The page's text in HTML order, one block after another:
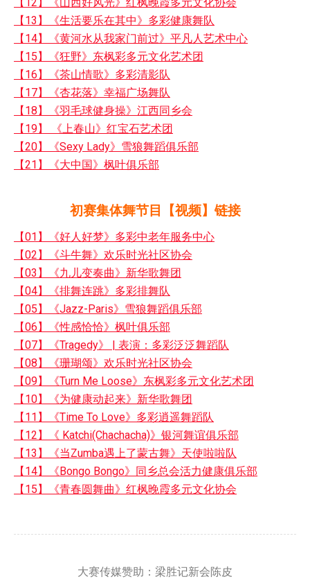
【13】《生活要乐在其中》多彩健康舞队
【14】《黄河水从我家门前过》平凡人艺术中心
【15】《狂野》东枫彩多元文化艺术团
【16】《茶山情歌》多彩清影队
【17】《杏花落》幸福广场舞队
【18】《羽毛球健身操》江西同乡会
【19】 《上春山》红宝石艺术团
【20】《Sexy Lady》雪狼舞蹈俱乐部
【21】《大中国》枫叶俱乐部
初赛集体舞节目【视频】链接
【01】《好人好梦》多彩中老年服务中心
【02】《斗牛舞》欢乐时光社区协会
【03】《九儿变奏曲》新华歌舞团
【04】《排舞连跳》多彩排舞队
【05】《Jazz-Paris》雪狼舞蹈俱乐部
【06】《性感恰恰》枫叶俱乐部
【07】《Tragedy》 | 表演：多彩泛泛舞蹈队
【08】《珊瑚颂》欢乐时光社区协会
【09】《Turn Me Loose》东枫彩多元文化艺术团
【10】《为健康动起来》新华歌舞团
【11】《Time To Love》多彩逍遥舞蹈队
【12】《 Katchi(Chachacha)》银河舞谊俱乐部
【13】《当Zumba遇上了蒙古舞》天使啦啦队
【14】《Bongo Bongo》同乡总会活力健康俱乐部
【15】《青春圆舞曲》红枫晚霞多元文化协会
大赛传媒赞助：梁胜记新会陈皮